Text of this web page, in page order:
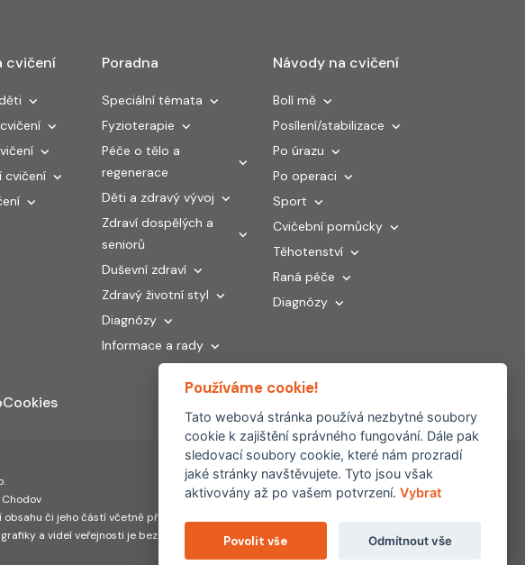
cvičení
cvičení
Poradna
Speciální témata
Fyzioterapie
Péče o tělo a
regenerace
Děti a zdravý vývoj
Zdraví dospělých a
seniorů
Duševní zdraví
Zdravý životní styl
Diagnózy
Informace a rady
Návody na cvičení
Bolí mě
Posílení/stabilizace
Po úrazu
Po operaci
Sport
Cvičební pomůcky
Těhotenství
Raná péče
Diagnózy
Cookies
či jeho částí včetně převzetí, šíření či
a videí veřejnosti je bez souhlasu FYZIOklinika
Partnerské
weby:
Používáme cookie!
Tato webová stránka používá nezbytné soubory
cookie k zajištění správného fungování. Dále pak
sledovací soubory cookie, které nám prozradí
jaké stránky navštěvujete. Tyto jsou však
aktivovány až po vašem potvrzení. Vybrat
Povolit vše Odmítnout vše